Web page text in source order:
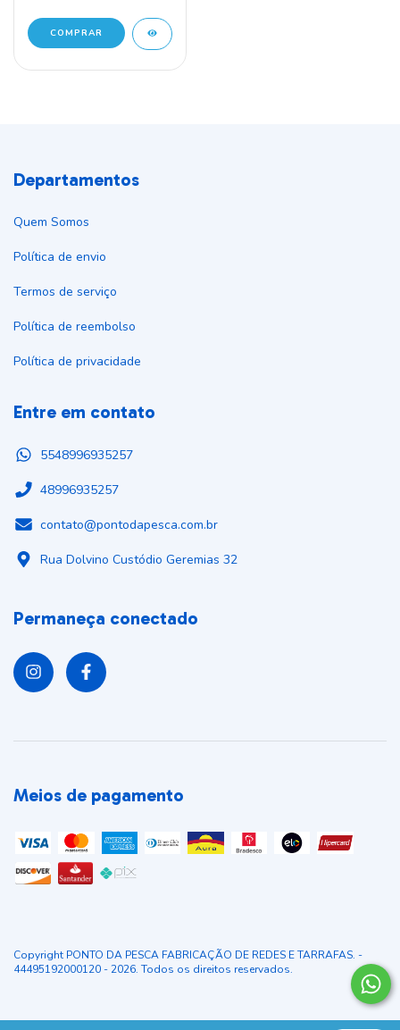
COMPRAR
Departamentos
Quem Somos
Política de envio
Termos de serviço
Política de reembolso
Política de privacidade
Entre em contato
5548996935257
48996935257
contato@pontodapesca.com.br
Rua Dolvino Custódio Geremias 32
Permaneça conectado
Meios de pagamento
Copyright PONTO DA PESCA FABRICAÇÃO DE REDES E TARRAFAS. -
44495192000120 - 2026. Todos os direitos reservados.